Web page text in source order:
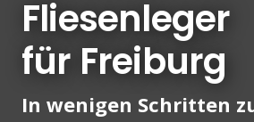
Fliesenleger
für Freiburg
In wenigen Schritten